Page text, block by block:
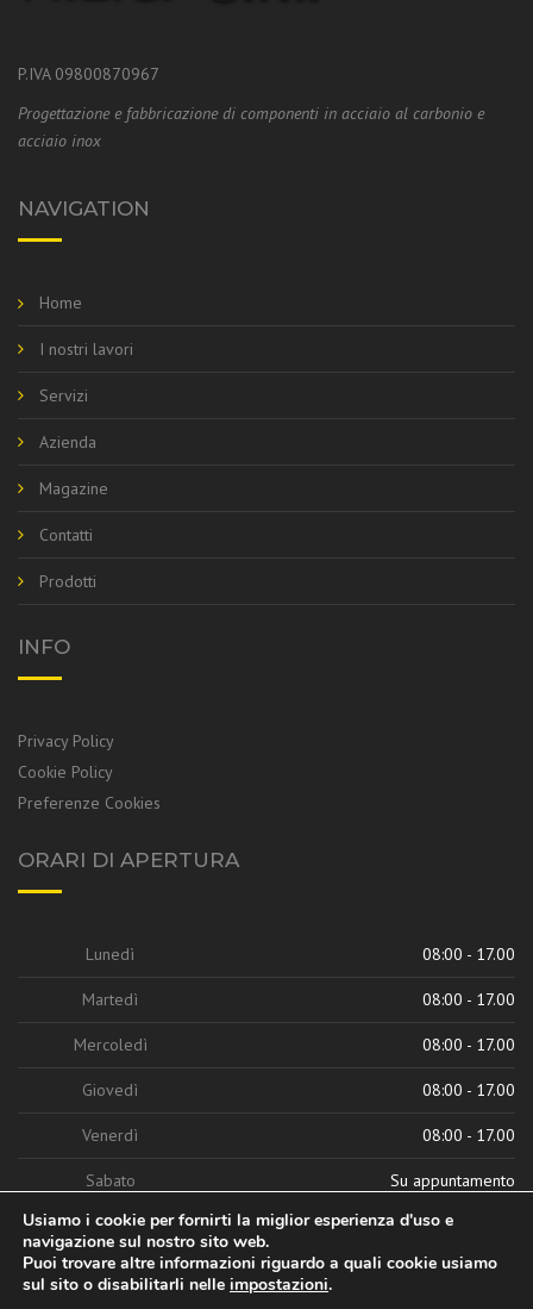
P.IVA 09800870967
Progettazione e fabbricazione di componenti in acciaio al carbonio e
acciaio inox
NAVIGATION
Home
I nostri lavori
Servizi
Azienda
Magazine
Contatti
Prodotti
INFO
Privacy Policy
Cookie Policy
Preferenze Cookies
ORARI DI APERTURA
Lunedì 08:00 - 17.00
Martedì 08:00 - 17.00
Mercoledì 08:00 - 17.00
Giovedì 08:00 - 17.00
Venerdì 08:00 - 17.00
Sabato Su appuntamento
Usiamo i cookie per fornirti la miglior esperienza d'uso e
navigazione sul nostro sito web.
Puoi trovare altre informazioni riguardo a quali cookie usiamo
sul sito o disabilitarli nelle impostazioni.